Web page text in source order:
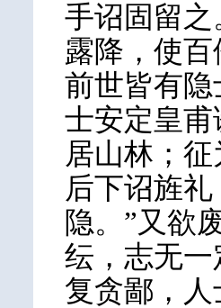
手诏固留
露降，使
前世皆有
士安定皇
居山林；
后下诏旌
隐。”又欲
纭，志无
复贪鄙，